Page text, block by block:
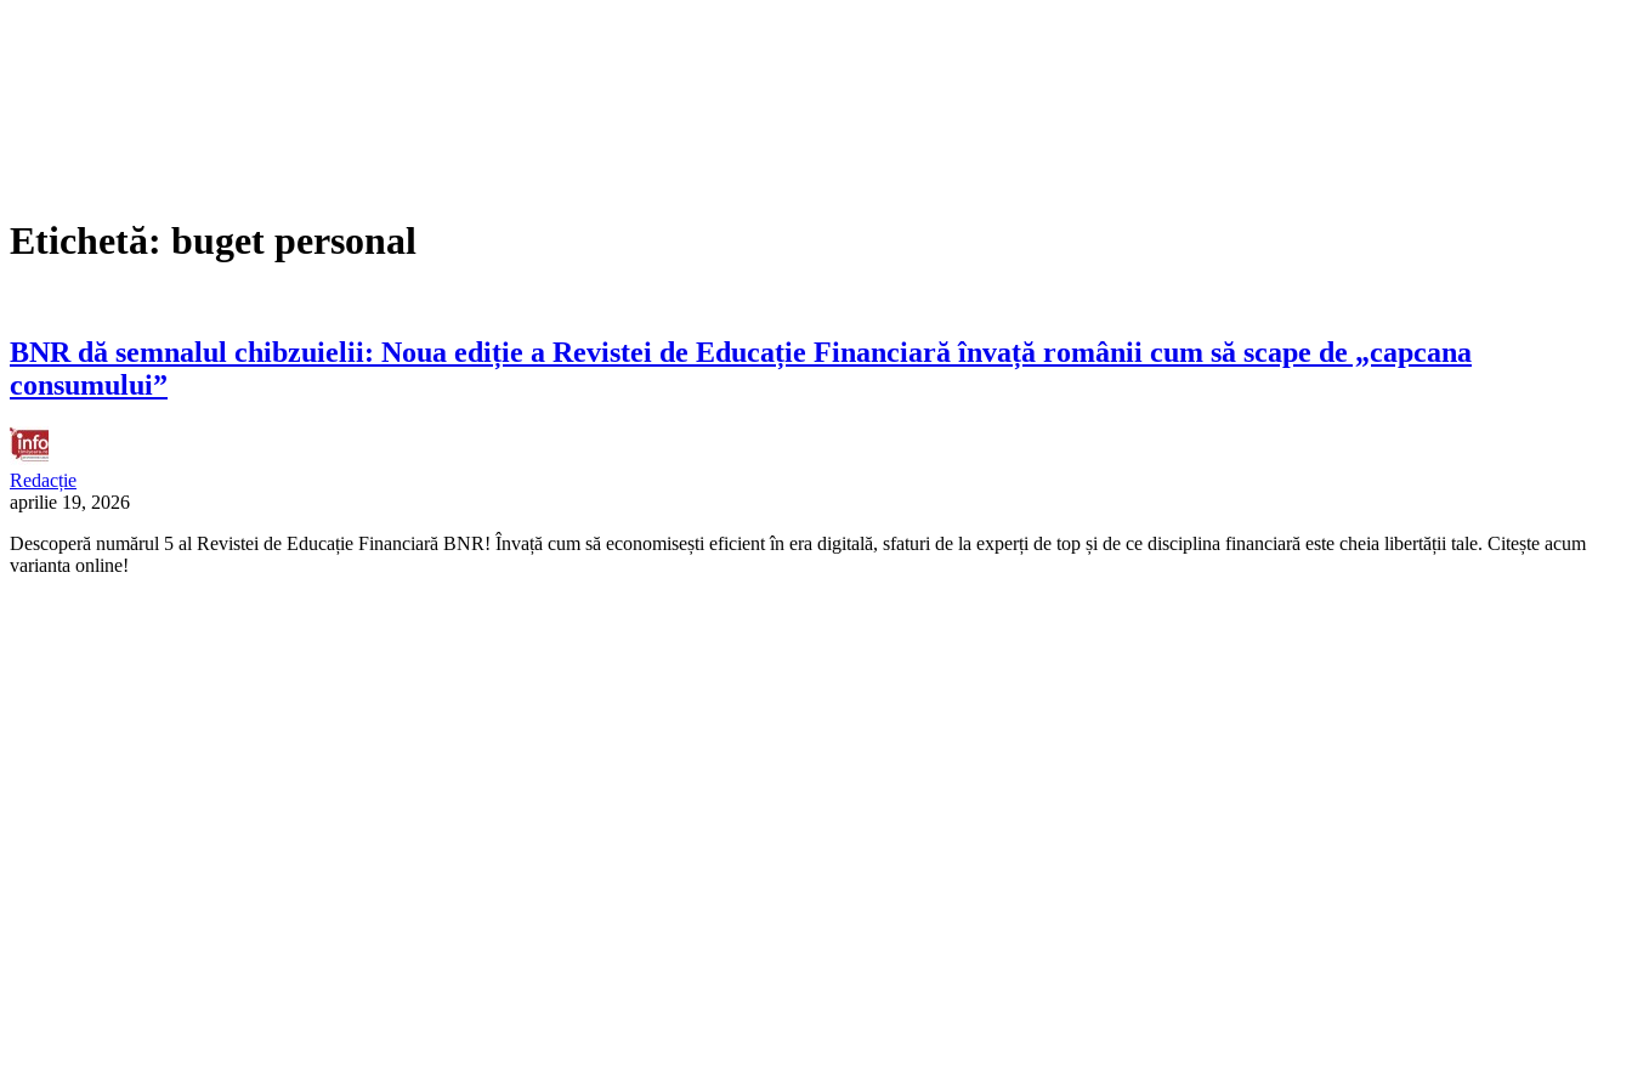
Etichetă: buget personal
BNR dă semnalul chibzuielii: Noua ediție a Revistei de Educație Financiară învață românii cum să scape de „capcana
consumului”
Redacție
aprilie 19, 2026
Descoperă numărul 5 al Revistei de Educație Financiară BNR! Învață cum să economisești eficient în era digitală, sfaturi de la experți de top și de ce disciplina financiară este cheia libertății tale. Citește acum
varianta online!